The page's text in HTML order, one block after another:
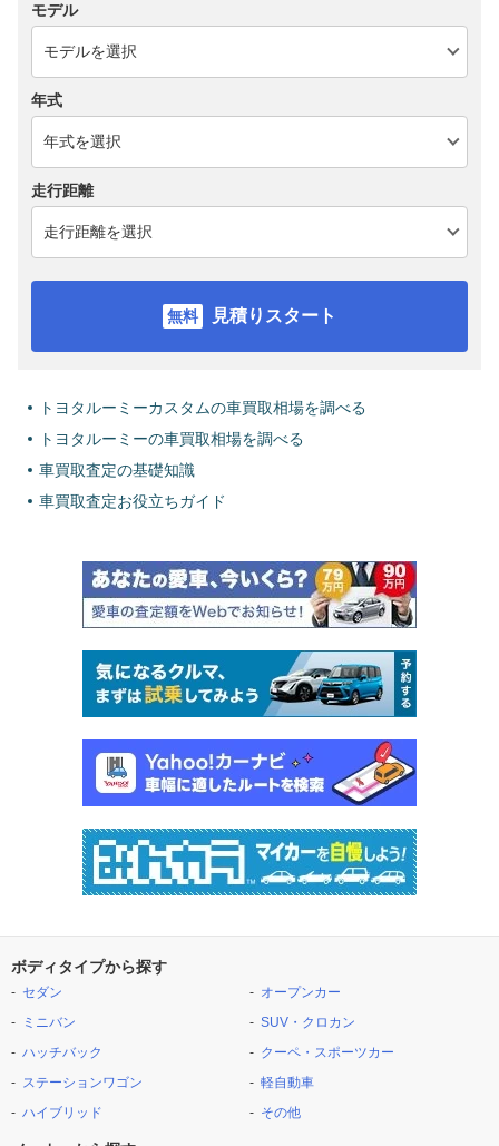
モデル
年式
走行距離
見積りスタート
トヨタルーミーカスタムの車買取相場を調べる
トヨタルーミーの車買取相場を調べる
車買取査定の基礎知識
車買取査定お役立ちガイド
ボディタイプから探す
セダン
ミニバン
ハッチバック
ステーションワゴン
ハイブリッド
オープンカー
SUV・クロカン
クーペ・スポーツカー
軽自動車
その他